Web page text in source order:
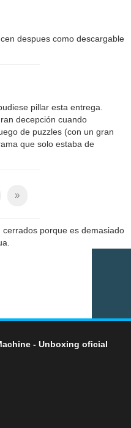
despues como descargable
pillar esta entrega.
decepción cuando
de puzzles (con un gran
que solo estaba de
»
porque es demasiado
- Unboxing oficial